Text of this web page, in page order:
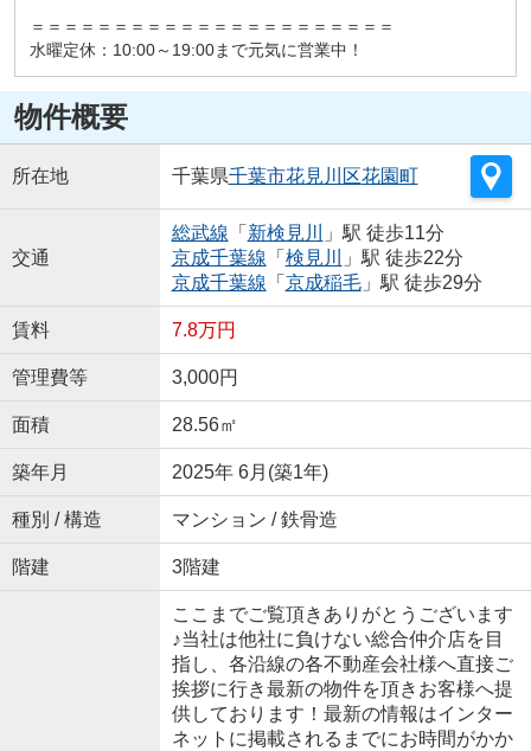
＝＝＝＝＝＝＝＝＝＝＝＝＝＝＝＝＝＝＝＝＝＝
水曜定休：10:00～19:00まで元気に営業中！
物件概要
所在地 千葉県千葉市花見川区花園町
交通
総武線 「 新検見川
」駅 徒歩11分
京成千葉線 「 検見川
」駅 徒歩22分
京成千葉線 「 京成稲毛」駅 徒歩29分
賃料 7.8万円
管理費等 3,000円
面積 28.56㎡
築年月 2025年 6月(築1年)
種別 / 構造 マンション / 鉄骨造
階建 3階建
ここまでご覧頂きありがとうございます
♪当社は他社に負けない総合仲介店を目
指し、各沿線の各不動産会社様へ直接ご
挨拶に行き最新の物件を頂きお客様へ提
供しております！最新の情報はインター
ネットに掲載されるまでにお時間がかか